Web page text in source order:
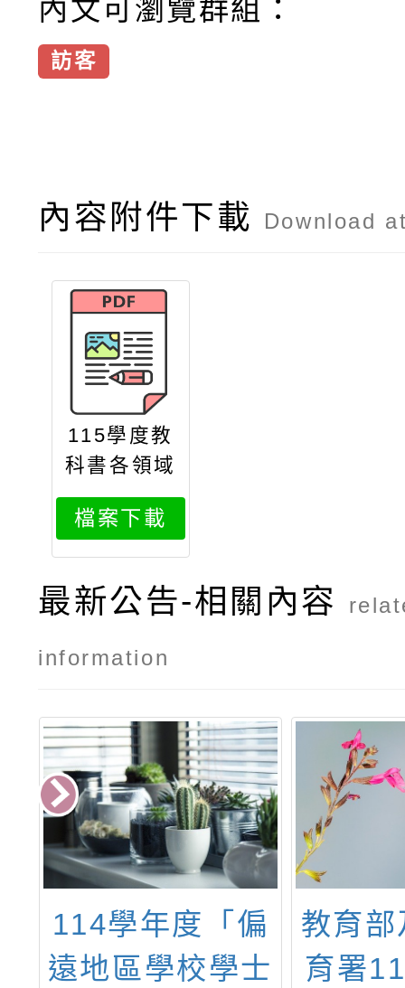
內文可瀏覽群組：
訪客
內容附件下載 Download
115學度教
科書各領域
版本公告版
檔案下載
最新公告-相關內容
information
教育部及學前教
育署114學年度
114年
小學